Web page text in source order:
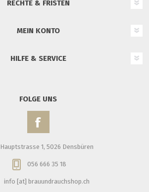
RECHTE & FRISTEN
MEIN KONTO
HILFE & SERVICE
FOLGE UNS
Hauptstrasse 1, 5026 Densbüren
056 666 35 18
info [at] brauundrauchshop.ch